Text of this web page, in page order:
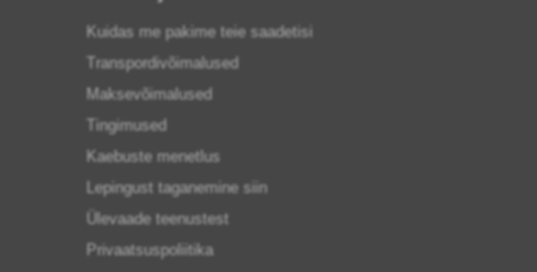
Kuidas me pakime teie saadetisi
Transpordivõimalused
Maksevõimalused
Tingimused
Kaebuste menetlus
Lepingust taganemine siin
Ülevaade teenustest
Privaatsuspoliitika